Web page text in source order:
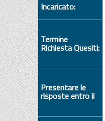
Incaricato:
Termine
Richiesta Quesiti:
Presentare le
risposte entro il